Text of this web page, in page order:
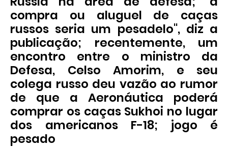
compra ou aluguel de caças
russos seria um pesadelo", diz a
publicação; recentemente, um
encontro entre o ministro da
Defesa, Celso Amorim, e seu
colega russo deu vazão ao rumor
de que a Aeronáutica poderá
comprar os caças Sukhoi no lugar
dos americanos F-18; jogo é
pesado